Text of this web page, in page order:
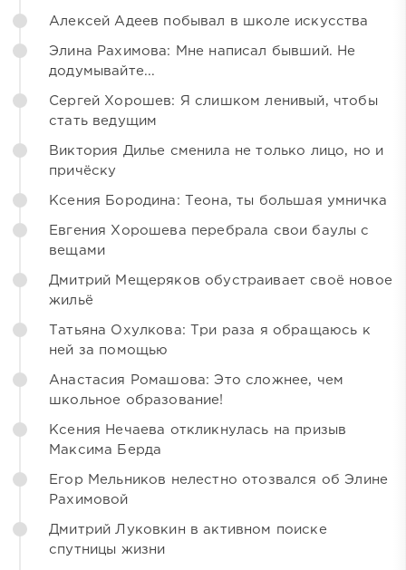
Алексей Адеев побывал в школе искусства
Элина Рахимова: Мне написал бывший. Не
додумывайте...
Сергей Хорошев: Я слишком ленивый, чтобы
стать ведущим
Виктория Дилье сменила не только лицо, но и
причёску
Ксения Бородина: Теона, ты большая умничка
Евгения Хорошева перебрала свои баулы с
вещами
Дмитрий Мещеряков обустраивает своё новое
жильё
Татьяна Охулкова: Три раза я обращаюсь к
ней за помощью
Анастасия Ромашова: Это сложнее, чем
школьное образование!
Ксения Нечаева откликнулась на призыв
Максима Берда
Егор Мельников нелестно отозвался об Элине
Рахимовой
Дмитрий Луковкин в активном поиске
спутницы жизни